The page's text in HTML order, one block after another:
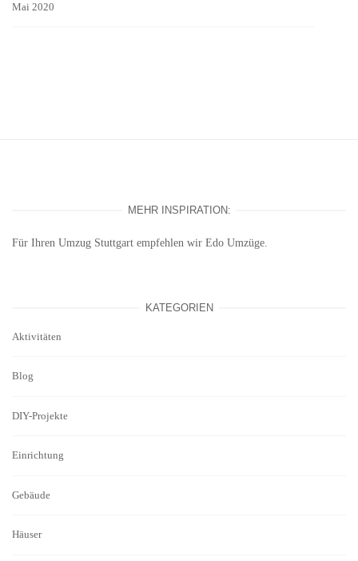
Mai 2020
MEHR INSPIRATION:
Für Ihren Umzug Stuttgart empfehlen wir Edo Umzüge.
KATEGORIEN
Aktivitäten
Blog
DIY-Projekte
Einrichtung
Gebäude
Häuser